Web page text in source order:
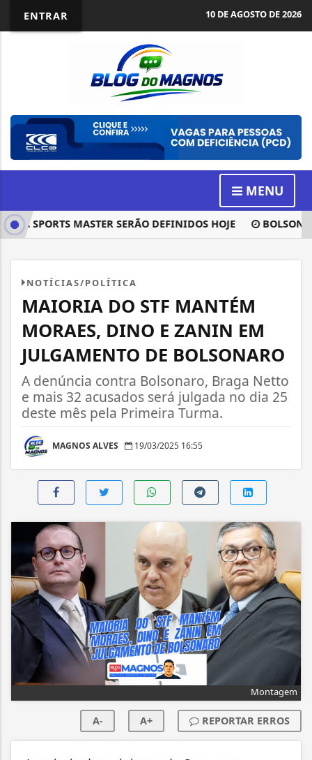
ENTRAR 10 DE AGOSTO DE 2026
MENU
MASTER SERÃO DEFINIDOS HOJE
NOTÍCIAS/POLÍTICA
MAIORIA DO STF MANTÉM
MORAES, DINO E ZANIN EM
JULGAMENTO DE BOLSONARO
A denúncia contra Bolsonaro, Braga Netto
e mais 32 acusados será julgada no dia 25
deste mês pela Primeira Turma.
MAGNOS ALVES 19/03/2025 16:55
Montagem
A- A+ REPORTAR ERROS